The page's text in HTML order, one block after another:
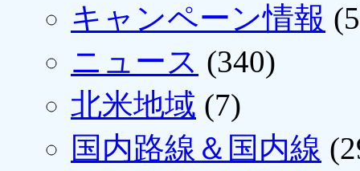
キャンペーン情報
ニュース (340)
北米地域 (7)
国内路線＆国内線